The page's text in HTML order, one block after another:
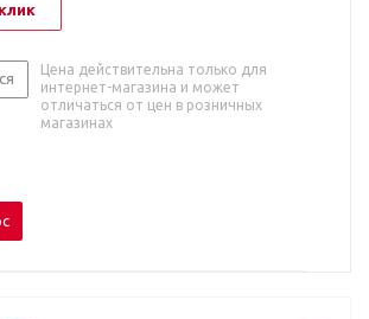
Цена действительна только для
интернет-магазина и может
отличаться от цен в розничных
магазинах